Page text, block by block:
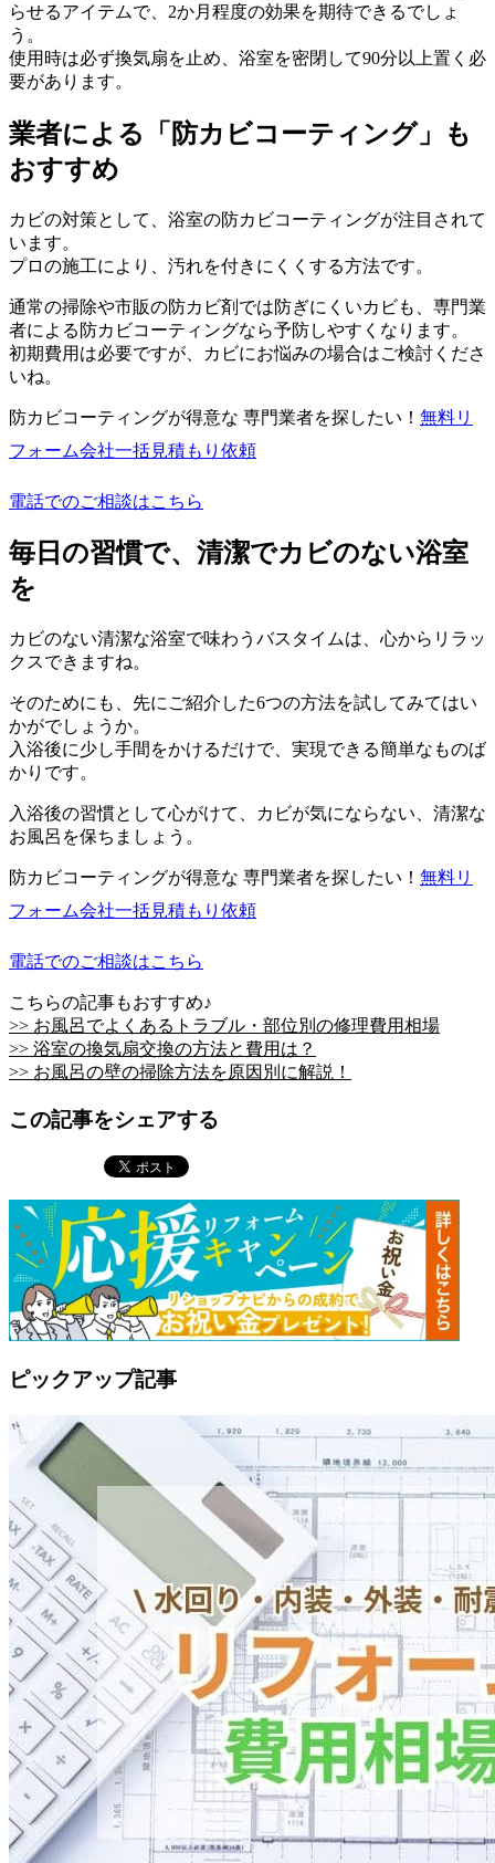
らせるアイテムで、2か月程度の効果を期待できるでしょ
う。
使用時は必ず換気扇を止め、浴室を密閉して90分以上置く必
要があります。
業者による「防カビコーティング」も
おすすめ
カビの対策として、浴室の防カビコーティングが注目されて
います。
プロの施工により、汚れを付きにくくする方法です。
通常の掃除や市販の防カビ剤では防ぎにくいカビも、専門業
者による防カビコーティングなら予防しやすくなります。
初期費用は必要ですが、カビにお悩みの場合はご検討くださ
いね。
防カビコーティングが得意な 専門業者を探したい！ 無料リ
フォーム会社一括見積もり依頼
電話でのご相談はこちら
毎日の習慣で、清潔でカビのない浴室
を
カビのない清潔な浴室で味わうバスタイムは、心からリラッ
クスできますね。
そのためにも、先にご紹介した6つの方法を試してみてはい
かがでしょうか。
入浴後に少し手間をかけるだけで、実現できる簡単なものば
かりです。
入浴後の習慣として心がけて、カビが気にならない、清潔な
お風呂を保ちましょう。
防カビコーティングが得意な 専門業者を探したい！ 無料リ
フォーム会社一括見積もり依頼
電話でのご相談はこちら
こちらの記事もおすすめ♪
>> お風呂でよくあるトラブル・部位別の修理費用相場
>> 浴室の換気扇交換の方法と費用は？
>> お風呂の壁の掃除方法を原因別に解説！
この記事をシェアする
ピックアップ記事